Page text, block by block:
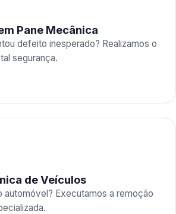
Pane Mecânica
defeito inesperado? Realizamos o
segurança.
de Veículos
automóvel? Executamos a remoção